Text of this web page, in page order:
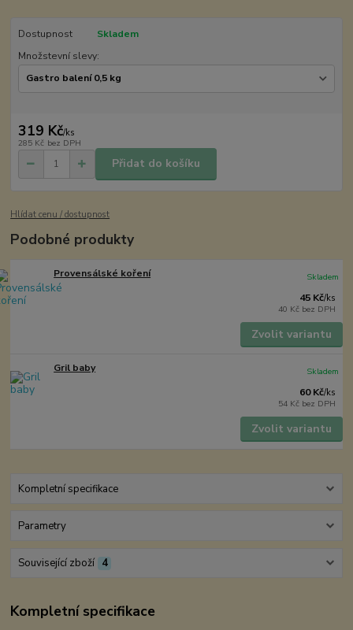
Dostupnost
Skladem
Množstevní slevy:
319 Kč/ks
285 Kč bez DPH
Přidat do košíku
Hlídat cenu / dostupnost
Podobné produkty
Provensálské koření
45 Kč/ks
40 Kč bez DPH
Skladem
Zvolit variantu
Gril baby
60 Kč/ks
54 Kč bez DPH
Skladem
Zvolit variantu
Kompletní specifikace
Parametry
Související zboží 4
Kompletní specifikace